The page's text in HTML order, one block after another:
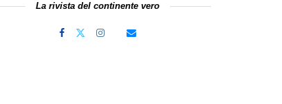
La rivista del continente vero